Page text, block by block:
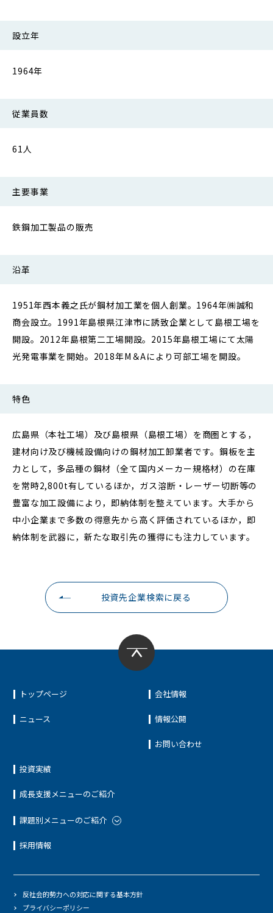
設立年
1964年
従業員数
61人
主要事業
鉄鋼加工製品の販売
沿革
1951年西本義之氏が鋼材加工業を個人創業。1964年㈱誠和
商会設立。1991年島根県江津市に誘致企業として島根工場を
開設。2012年島根第二工場開設。2015年島根工場にて太陽
光発電事業を開始。2018年M＆Aにより可部工場を開設。
特色
広島県（本社工場）及び島根県（島根工場）を商圏とする，
建材向け及び機械設備向けの鋼材加工卸業者です。鋼板を主
力として，多品種の鋼材（全て国内メーカー規格材）の在庫
を常時2,800t有しているほか，ガス溶断・レーザー切断等の
豊富な加工設備により，即納体制を整えています。大手から
中小企業まで多数の得意先から高く評価されているほか，即
納体制を武器に，新たな取引先の獲得にも注力しています。
投資先企業検索に戻る
トップページ
ニュース
投資実績
成長支援メニューのご紹介
課題別メニューのご紹介
採用情報
会社情報
情報公開
お問い合わせ
反社会的勢力への対応に関する基本方針
プライバシーポリシー